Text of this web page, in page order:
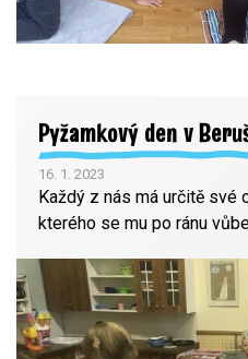
Pyžamkový den v
16. 1. 2023
Každý z nás má určitě své
kterého se mu po ránu